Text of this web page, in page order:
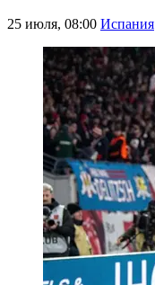
25 июля, 08:00 Испания